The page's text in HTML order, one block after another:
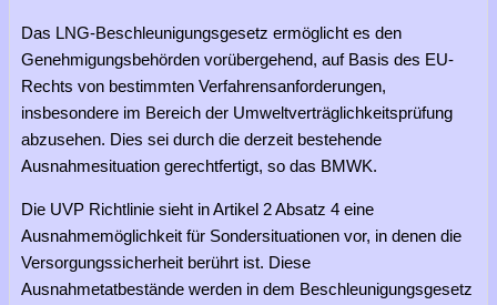
Das LNG-Beschleunigungsgesetz ermöglicht es den
Genehmigungsbehörden vorübergehend, auf Basis des EU-
Rechts von bestimmten Verfahrensanforderungen,
insbesondere im Bereich der Umweltverträglichkeitsprüfung
abzusehen. Dies sei durch die derzeit bestehende
Ausnahmesituation gerechtfertigt, so das BMWK.
Die UVP Richtlinie sieht in Artikel 2 Absatz 4 eine
Ausnahmemöglichkeit für Sondersituationen vor, in denen die
Versorgungssicherheit berührt ist. Diese
Ausnahmetatbestände werden in dem Beschleunigungsgesetz